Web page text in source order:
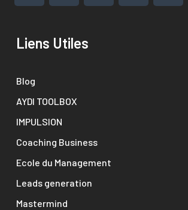
Liens Utiles
Blog
AYDI TOOLBOX
IMPULSION
Coaching Business
Ecole du Management
Leads generation
Mastermind